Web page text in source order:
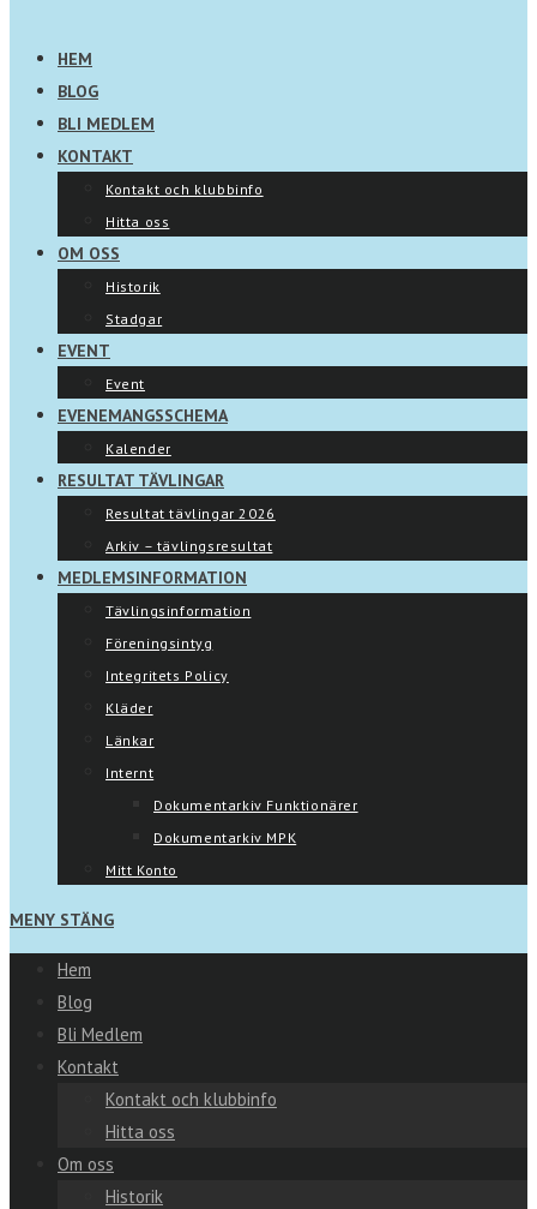
HEM
BLOG
BLI MEDLEM
KONTAKT
Kontakt och klubbinfo
Hitta oss
OM OSS
Historik
Stadgar
EVENT
Event
EVENEMANGSSCHEMA
Kalender
RESULTAT TÄVLINGAR
Resultat tävlingar 2026
Arkiv – tävlingsresultat
MEDLEMSINFORMATION
Tävlingsinformation
Föreningsintyg
Integritets Policy
Kläder
Länkar
Internt
Dokumentarkiv Funktionärer
Dokumentarkiv MPK
Mitt Konto
MENY STÄNG
Hem
Blog
Bli Medlem
Kontakt
Kontakt och klubbinfo
Hitta oss
Om oss
Historik